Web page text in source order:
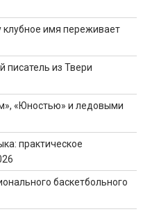
клубное имя переживает
писатель из Твери
«Юностью» и ледовыми
практическое
баскетбольного